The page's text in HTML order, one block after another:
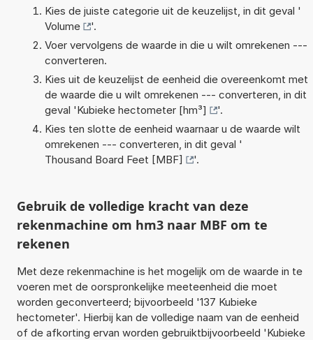
Kies de juiste categorie uit de keuzelijst, in dit geval '
Volume
'.
Voer vervolgens de waarde in die u wilt omrekenen ---
converteren.
Kies uit de keuzelijst de eenheid die overeenkomt met
de waarde die u wilt omrekenen --- converteren, in dit
geval 'Kubieke hectometer [hm³]
'.
Kies ten slotte de eenheid waarnaar u de waarde wilt
omrekenen --- converteren, in dit geval '
Thousand Board Feet [MBF]
'.
Gebruik de volledige kracht van deze
rekenmachine om hm3 naar MBF om te
rekenen
Met deze rekenmachine is het mogelijk om de waarde in te
voeren met de oorspronkelijke meeteenheid die moet
worden geconverteerd; bijvoorbeeld '137 Kubieke
hectometer'. Hierbij kan de volledige naam van de eenheid
of de afkorting ervan worden gebruiktbijvoorbeeld 'Kubieke